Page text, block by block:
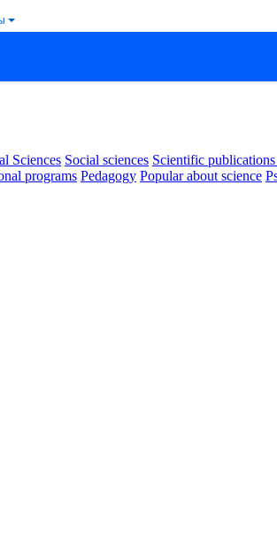
Sciences Social sciences Scientific
programs Pedagogy Popular about science